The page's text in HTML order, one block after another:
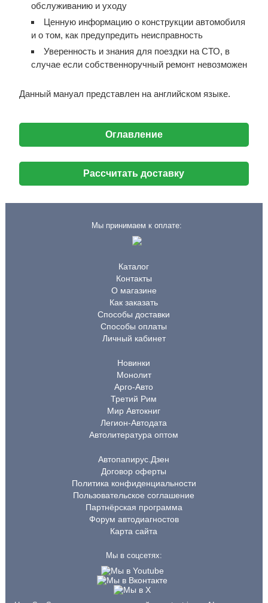
обслуживанию и уходу
Ценную информацию о конструкции автомобиля
и о том, как предупредить неисправность
Уверенность и знания для поездки на СТО, в
случае если собственноручный ремонт невозможен
Данный мануал представлен на английском языке.
Оглавление
Рассчитать доставку
Мы принимаем к оплате:
Каталог
Контакты
О магазине
Как заказать
Способы доставки
Способы оплаты
Личный кабинет
Новинки
Монолит
Арго-Авто
Третий Рим
Мир Автокниг
Легион-Автодата
Автолитература оптом
Автопапирус.Дзен
Договор оферты
Политика конфиденциальности
Пользовательское соглашение
Партнёрская программа
Форум автодиагностов
Карта сайта
Мы в соцсетях: